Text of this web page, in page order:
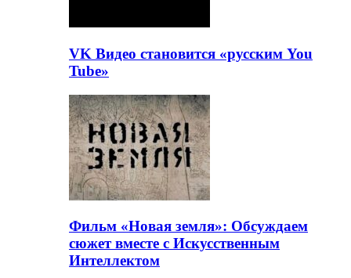
VK Видео становится «русским You
Tube»
Фильм «Новая земля»: Обсуждаем
сюжет вместе с Искусственным
Интеллектом